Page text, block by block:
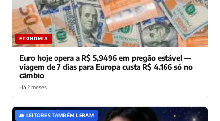
ECONOMIA
Euro hoje opera a R$ 5,9496 em pregão estável —
viagem de 7 dias para Europa custa R$ 4.166 só no
câmbio
Há 2 meses
👥 LEITORES TAMBÉM LERAM